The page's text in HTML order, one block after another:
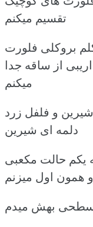
تقسیم میکنم
بروکلی فلورت
از ساقه جدا
میکنم
و فلفل زرد
دلمه ای شیرین
یکم حالت مکعبی
همون اول میزنم
سطحی بهش میدم